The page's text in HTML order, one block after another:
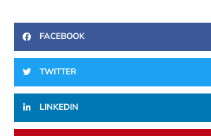
FACEBOOK
TWITTER
LINKEDIN